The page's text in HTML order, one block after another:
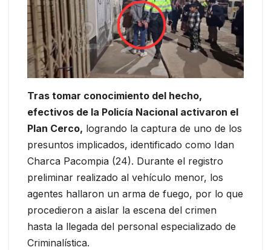
Tras tomar conocimiento del hecho,
efectivos de la Policía Nacional activaron el
Plan Cerco, logrando la captura de uno de los
presuntos implicados, identificado como Idan
Charca Pacompia (24). Durante el registro
preliminar realizado al vehículo menor, los
agentes hallaron un arma de fuego, por lo que
procedieron a aislar la escena del crimen
hasta la llegada del personal especializado de
Criminalística.